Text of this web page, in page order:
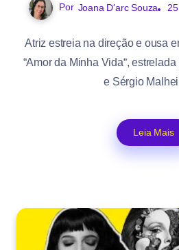
Por Joana D'arc Souza
Atriz estreia na direção e ousa
“Amor da Minha Vida“,
e Sérgio
Leia Mais